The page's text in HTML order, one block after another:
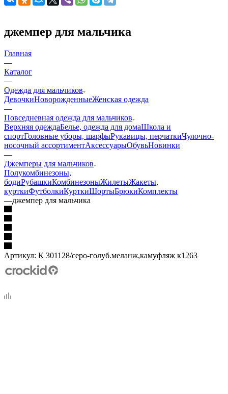
джемпер для мальчика
Главная
—
Каталог
—
Одежда для мальчиков
ДевочкиНоворожденныеЖенская одежда
—
Повседневная одежда для мальчиков
Верхняя одеждаБелье, одежда для домаШкола и
спортГоловные уборы, шарфыРукавицы, перчаткиЧулочно-
носочный ассортиментАксессуарыОбувьНовинки
—
Джемперы для мальчиков
Полукомбинезоны,
бодиРубашкиКомбинезоныЖилетыЖакеты,
курткиФутболкиКурткиШортыБрюкиКомплекты
—джемпер для мальчика
Артикул: К 301128/серо-голуб.меланж,камуфляж к1263